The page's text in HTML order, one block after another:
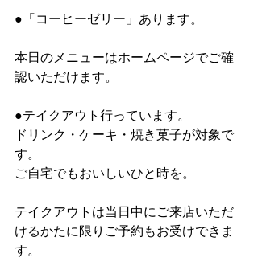
●「コーヒーゼリー」あります。
本日のメニューはホームページでご確
認いただけます。
●テイクアウト行っています。
ドリンク・ケーキ・焼き菓子が対象で
す。
ご自宅でもおいしいひと時を。
テイクアウトは当日中にご来店いただ
けるかたに限りご予約もお受けできま
す。